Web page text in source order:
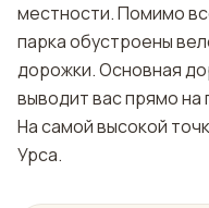
местности. Помимо
парка обустроены
дорожки. Основная
выводит вас прямо
На самой высокой
Урса.